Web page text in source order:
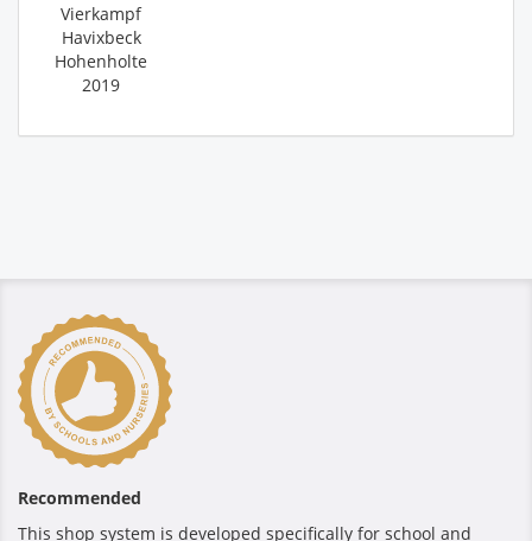
Vierkampf
Havixbeck
Hohenholte
2019
Recommended
This shop system is developed specifically for school and